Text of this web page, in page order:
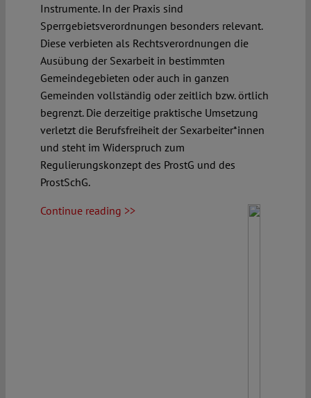
Instrumente. In der Praxis sind
Sperrgebietsverordnungen besonders relevant.
Diese verbieten als Rechtsverordnungen die
Ausübung der Sexarbeit in bestimmten
Gemeindegebieten oder auch in ganzen
Gemeinden vollständig oder zeitlich bzw. örtlich
begrenzt. Die derzeitige praktische Umsetzung
verletzt die Berufsfreiheit der Sexarbeiter*innen
und steht im Widerspruch zum
Regulierungskonzept des ProstG und des
ProstSchG.
Continue reading >>